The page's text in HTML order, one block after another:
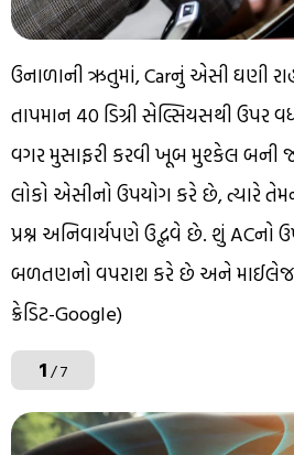
ઉનાળાની ઋતુમાં, Carનું એસી ઘણી
તાપમાન 40 ડિગ્રી સેલ્સિયસથી ઉપર
વગર મુસાફરી કરવી ખૂબ મુશ્કેલ બની
લોકો એસીનો ઉપયોગ કરે છે, ત્યારે
પ્રશ્ન અનિવાર્યપણે ઉદ્ભવે છે. શું ACનો
બળતણનો વપરાશ કરે છે અને
ક્રેડિટ-Google)
1/ 7